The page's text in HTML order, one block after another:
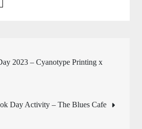
2023 – Cyanotype Printing x
Day Activity – The Blues Cafe